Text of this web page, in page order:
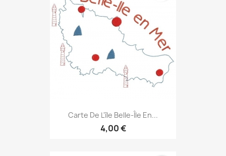
Carte De L'île Belle-Île En...
4,00 €